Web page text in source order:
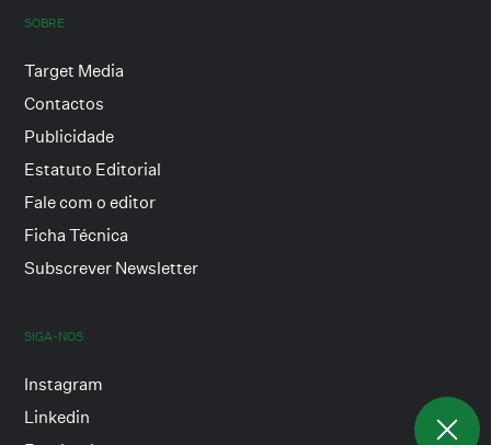
SOBRE
Target Media
Contactos
Publicidade
Estatuto Editorial
Fale com o editor
Ficha Técnica
Subscrever Newsletter
SIGA-NOS
Instagram
Linkedin